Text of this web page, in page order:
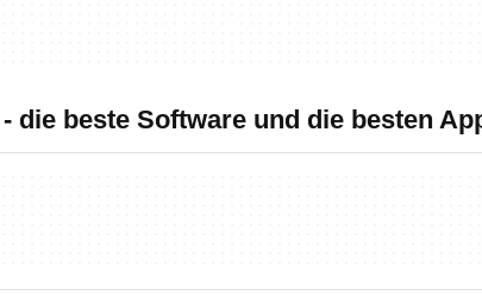
die beste Software und die besten